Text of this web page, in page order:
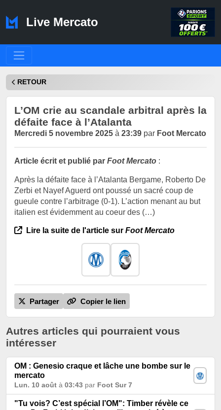
Live Mercato
RETOUR
L’OM crie au scandale arbitral après la
défaite face à l’Atalanta
Mercredi 5 novembre 2025 à 23:39 par Foot Mercato
Article écrit et publié par Foot Mercato :
Après la défaite face à l’Atalanta Bergame, Roberto De
Zerbi et Nayef Aguerd ont poussé un sacré coup de
gueule contre l’arbitrage (0-1). L’action menant au but
italien est évidemment au coeur des (…)
Lire la suite de l'article sur Foot Mercato
Partager Copier le lien
Autres articles qui pourraient vous
intéresser
OM : Genesio craque et lâche une bombe sur le
mercato
Lun. 10 août à 03:43 par Foot Sur 7
"Tu vois? C’est spécial l’OM": Timber révèle ce